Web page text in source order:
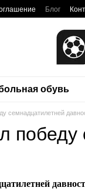
Блог
обувь
семнадцатилетней